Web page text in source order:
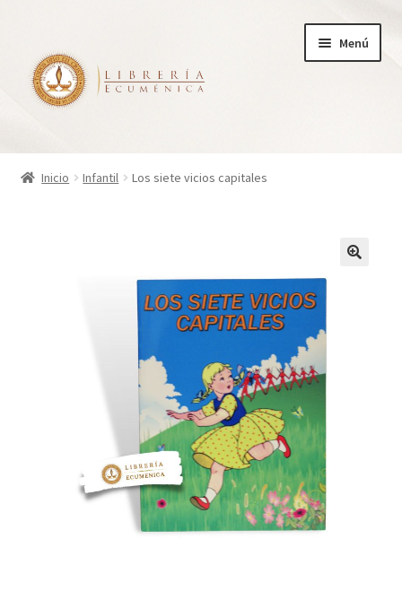
la
navegación
contenido
Menú
Inicio
Finalizar compra
Política de privacidad
Contáctanos
Inicio Infantil Los siete vicios capitales